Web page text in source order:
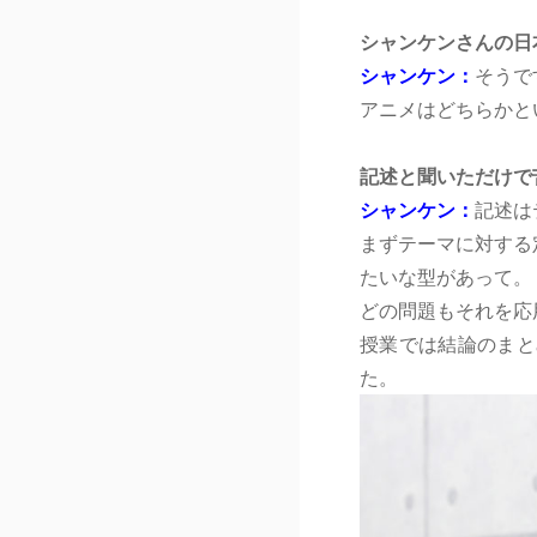
シャンケンさんの
シャンケン： そう
アニメはどちらか
記述と聞いただけ
シャンケン： 記述は
まずテーマに対す
たいな型があって。
どの問題もそれを
授業では結論のま
た。